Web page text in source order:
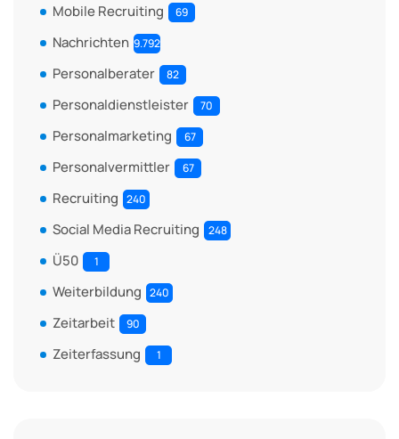
Mobile Recruiting 69
Nachrichten 9.792
Personalberater 82
Personaldienstleister 70
Personalmarketing 67
Personalvermittler 67
Recruiting 240
Social Media Recruiting 248
Ü50 1
Weiterbildung 240
Zeitarbeit 90
Zeiterfassung 1